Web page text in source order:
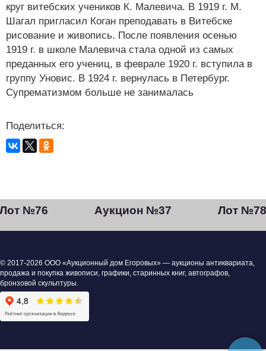
круг витебских учеников К. Малевича. В 1919 г. М.
Шагал пригласил Коган преподавать в Витебске
рисование и живопись. После появления осенью
1919 г. в школе Малевича стала одной из самых
преданных его учениц, в феврале 1920 г. вступила в
группу Уновис. В 1924 г. вернулась в Петербург.
Супрематизмом больше не занималась
Поделиться:
Лот №76 Аукцион №37 Лот №78
© 2017-2026 ООО «Аукционный дом Егоровых» — аукционы антиквариата,
продажа и покупка живописи, графики, старинных книг, автографов,
бронзовой скульптуры.